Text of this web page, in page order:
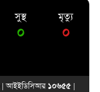
সুস্থ
০
মৃত্যু
০
| আইইডিসিআর ১০৬৫৫|